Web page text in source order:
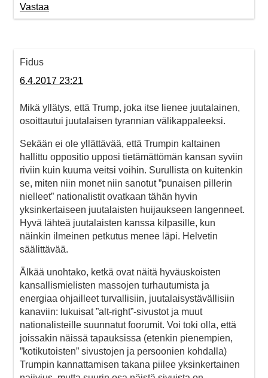
Vastaa
Fidus
6.4.2017 23:21
Mikä yllätys, että Trump, joka itse lienee juutalainen,
osoittautui juutalaisen tyrannian välikappaleeksi.
Sekään ei ole yllättävää, että Trumpin kaltainen
hallittu oppositio upposi tietämättömän kansan syviin
riviin kuin kuuma veitsi voihin. Surullista on kuitenkin
se, miten niin monet niin sanotut ”punaisen pillerin
nielleet” nationalistit ovatkaan tähän hyvin
yksinkertaiseen juutalaisten huijaukseen langenneet.
Hyvä lähteä juutalaisten kanssa kilpasille, kun
näinkin ilmeinen petkutus menee läpi. Helvetin
säälittävää.
Älkää unohtako, ketkä ovat näitä hyväuskoisten
kansallismielisten massojen turhautumista ja
energiaa ohjailleet turvallisiin, juutalaisystävällisiin
kanaviin: lukuisat ”alt-right”-sivustot ja muut
nationalisteille suunnatut foorumit. Voi toki olla, että
joissakin näissä tapauksissa (etenkin pienempien,
”kotikutoisten” sivustojen ja persoonien kohdalla)
Trumpin kannattamisen takana piilee yksinkertainen